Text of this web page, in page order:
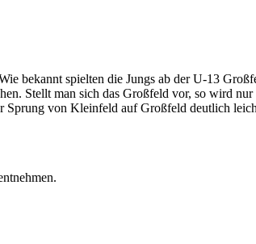
bekannt spielten die Jungs ab der U-13
Stellt man sich das Großfeld vor, so wird nur
Sprung von Kleinfeld auf Großfeld deutlich